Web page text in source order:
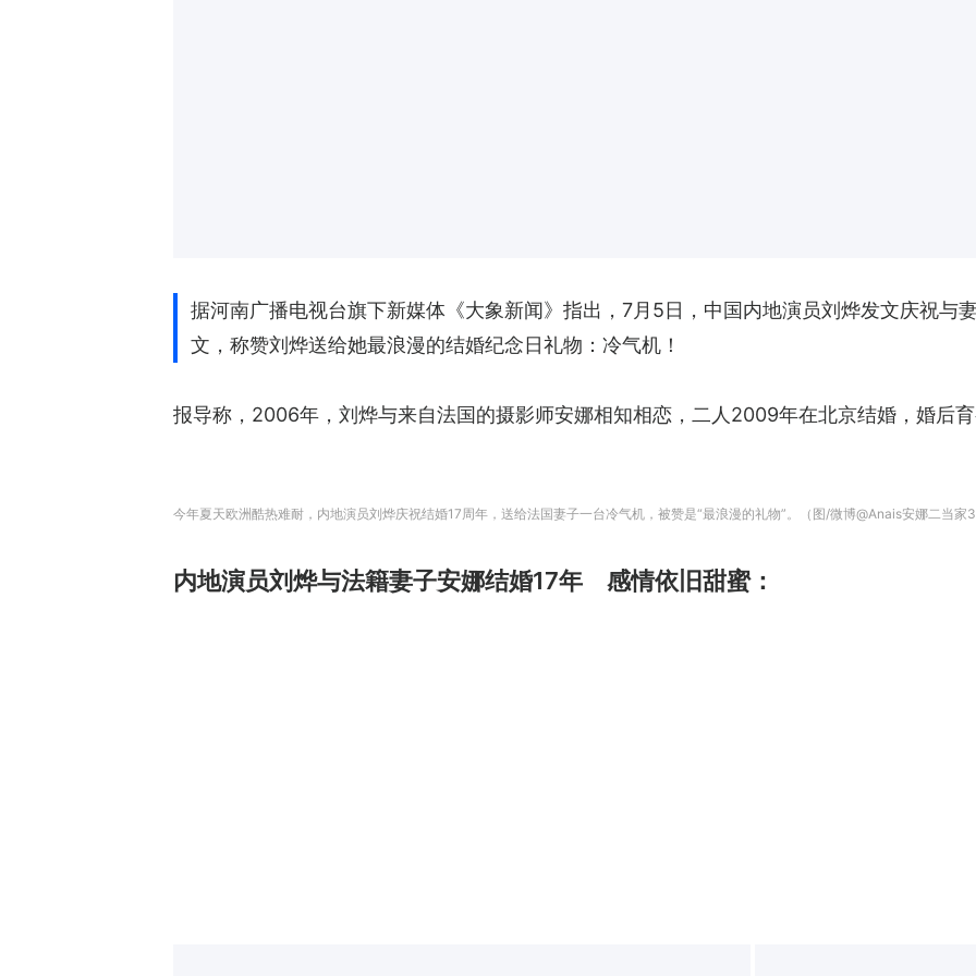
据河南广播电视台旗下新媒体《大象新闻》指出，7月5日，中国内地演员刘烨发文庆祝与
文，称赞刘烨送给她最浪漫的结婚纪念日礼物：冷气机！
报导称，2006年，刘烨与来自法国的摄影师安娜相知相恋，二人2009年在北京结婚，婚后
今年夏天欧洲酷热难耐，内地演员刘烨庆祝结婚17周年，送给法国妻子一台冷气机，被赞是“最浪漫的礼物”。（图/微博@Anais安娜二当家
内地演员刘烨与法籍妻子安娜结婚17年 感情依旧甜蜜：